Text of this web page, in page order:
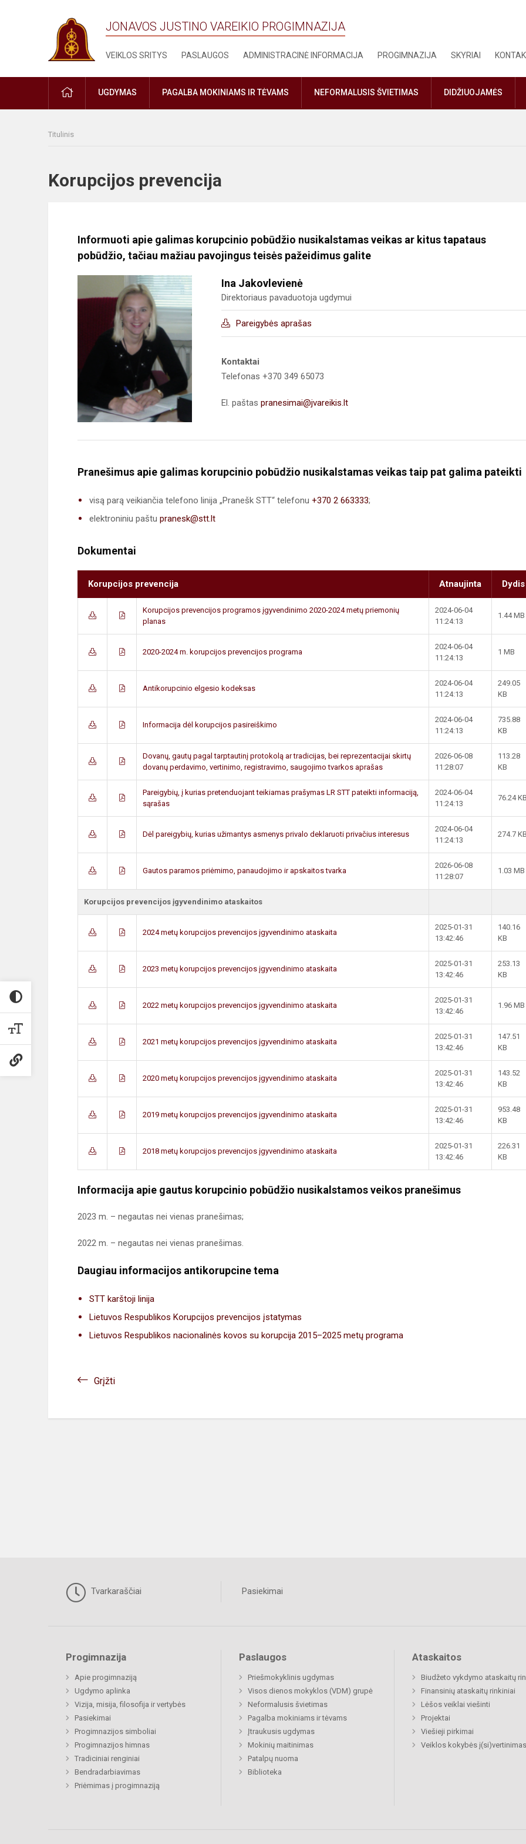
JONAVOS JUSTINO VAREIKIO PROGIMNAZIJA
VEIKLOS SRITYS PASLAUGOS ADMINISTRACINĖ INFORMACIJA PROGIMNAZIJA SKYRIAI
PRADŽIAUGDYMAS PAGALBA MOKINIAMS IR TĖVAMS NEFORMALUSIS ŠVIETIMAS DIDŽIUOJAMĖS
Titulinis
Korupcijos prevencija
Informuoti apie galimas korupcinio pobūdžio nusikalstamas veikas ar kitus tapataus
pobūdžio, tačiau mažiau pavojingus teisės pažeidimus galite
Ina Jakovlevienė
Direktoriaus pavaduotoja ugdymui
Pareigybės aprašas
Kontaktai
Telefonas +370 349 65073
El. paštas pranesimai@jvareikis.lt
Pranešimus apie galimas korupcinio pobūdžio nusikalstamas veikas taip pat galima pateikti
visą parą veikiančia telefono linija „Pranešk STT“ telefonu +370 2 663333;
elektroniniu paštu pranesk@stt.lt
Dokumentai
Korupcijos prevencija Atnaujinta Dydis
Korupcijos prevencijos programos įgyvendinimo 2020-2024 metų priemonių
planas
2024-06-04
11:24:13
1.44 MB
2020-2024 m. korupcijos prevencijos programa
2024-06-04
11:24:13
1 MB
Antikorupcinio elgesio kodeksas
2024-06-04
11:24:13
249.05
KB
Informacija dėl korupcijos pasireiškimo
2024-06-04
11:24:13
735.88
KB
Dovanų, gautų pagal tarptautinį protokolą ar tradicijas, bei reprezentacijai skirtų
dovanų perdavimo, vertinimo, registravimo, saugojimo tvarkos aprašas
2026-06-08
11:28:07
113.28
KB
Pareigybių, į kurias pretenduojant teikiamas prašymas LR STT pateikti informaciją,
sąrašas
2024-06-04
11:24:13
76.24
Dėl pareigybių, kurias užimantys asmenys privalo deklaruoti privačius interesus
2024-06-04
11:24:13
274.7
Gautos paramos priėmimo, panaudojimo ir apskaitos tvarka
2026-06-08
11:28:07
1.03 MB
Korupcijos prevencijos įgyvendinimo ataskaitos
2024 metų korupcijos prevencijos įgyvendinimo ataskaita
2025-01-31
13:42:46
140.16
KB
2023 metų korupcijos prevencijos įgyvendinimo ataskaita
2025-01-31
13:42:46
253.13
KB
2022 metų korupcijos prevencijos įgyvendinimo ataskaita
2025-01-31
13:42:46
1.96 MB
2021 metų korupcijos prevencijos įgyvendinimo ataskaita
2025-01-31
13:42:46
147.51
KB
2020 metų korupcijos prevencijos įgyvendinimo ataskaita
2025-01-31
13:42:46
143.52
KB
2019 metų korupcijos prevencijos įgyvendinimo ataskaita
2025-01-31
13:42:46
953.48
KB
2018 metų korupcijos prevencijos įgyvendinimo ataskaita
2025-01-31
13:42:46
226.31
KB
Informacija apie gautus korupcinio pobūdžio nusikalstamos veikos pranešimus
2023 m. – negautas nei vienas pranešimas;
2022 m. – negautas nei vienas pranešimas.
Daugiau informacijos antikorupcine tema
STT karštoji linija
Lietuvos Respublikos Korupcijos prevencijos įstatymas
Lietuvos Respublikos nacionalinės kovos su korupcija 2015–2025 metų programa
Grįžti
Tvarkaraščiai Pasiekimai
Progimnazija
Apie progimnaziją
Ugdymo aplinka
Vizija, misija, filosofija ir vertybės
Pasiekimai
Progimnazijos simboliai
Progimnazijos himnas
Tradiciniai renginiai
Bendradarbiavimas
Priėmimas į progimnaziją
Paslaugos
Priešmokyklinis ugdymas
Visos dienos mokyklos (VDM) grupė
Neformalusis švietimas
Pagalba mokiniams ir tėvams
Įtraukusis ugdymas
Mokinių maitinimas
Patalpų nuoma
Biblioteka
Ataskaitos
Biudžeto vykdymo ataskaitų
Finansinių ataskaitų rinkiniai
Lėšos veiklai viešinti
Projektai
Viešieji pirkimai
Veiklos kokybės į(si)vertinimas